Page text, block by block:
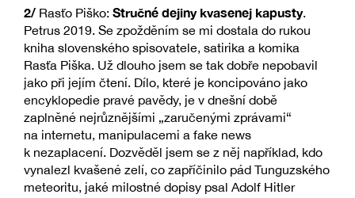
2/ Rasťo Piško: Stručné dejiny kvasenej kapusty.
Petrus 2019. Se zpožděním se mi dostala do rukou
kniha slovenského spisovatele, satirika a komika
Rasťa Piška. Už dlouho jsem se tak dobře nepobavil
jako při jejím čtení. Dílo, které je koncipováno jako
encyklopedie pravé pavědy, je v dnešní době
zaplněné nejrůznějšími „zaručenými zprávami“
na internetu, manipulacemi a fake news
k nezaplacení. Dozvěděl jsem se z něj například, kdo
vynalezl kvašené zelí, co zapříčinilo pád Tunguzského
meteoritu, jaké milostné dopisy psal Adolf Hitler